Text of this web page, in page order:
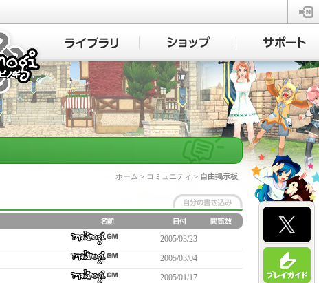
マビノギ
ホーム > コミュニティ > 自由掲示板
2005/03/23
2005/03/04
2005/01/17